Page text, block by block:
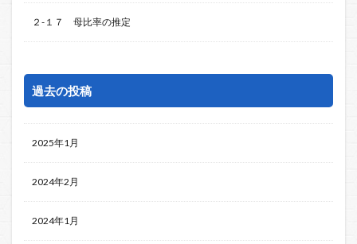
２-１７ 母比率の推定
過去の投稿
2025年1月
2024年2月
2024年1月